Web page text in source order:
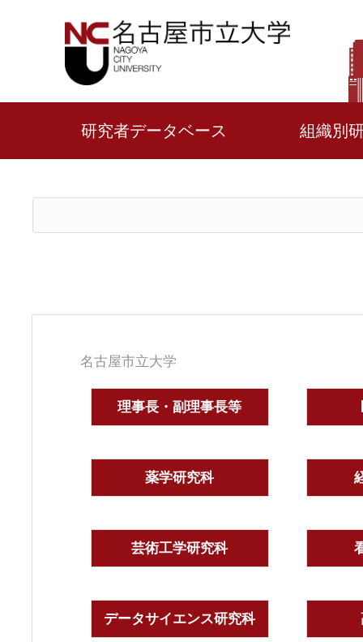
研究者データベース 組織別
名古屋市立大学
理事長・副理事長等
薬学研究科
芸術工学研究科
データサイエンス研究科